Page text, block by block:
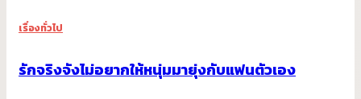
เรื่องทั่วไป
รักจริงจังไม่อยากให้หนุ่มมายุ่งกับแฟนตัวเอง